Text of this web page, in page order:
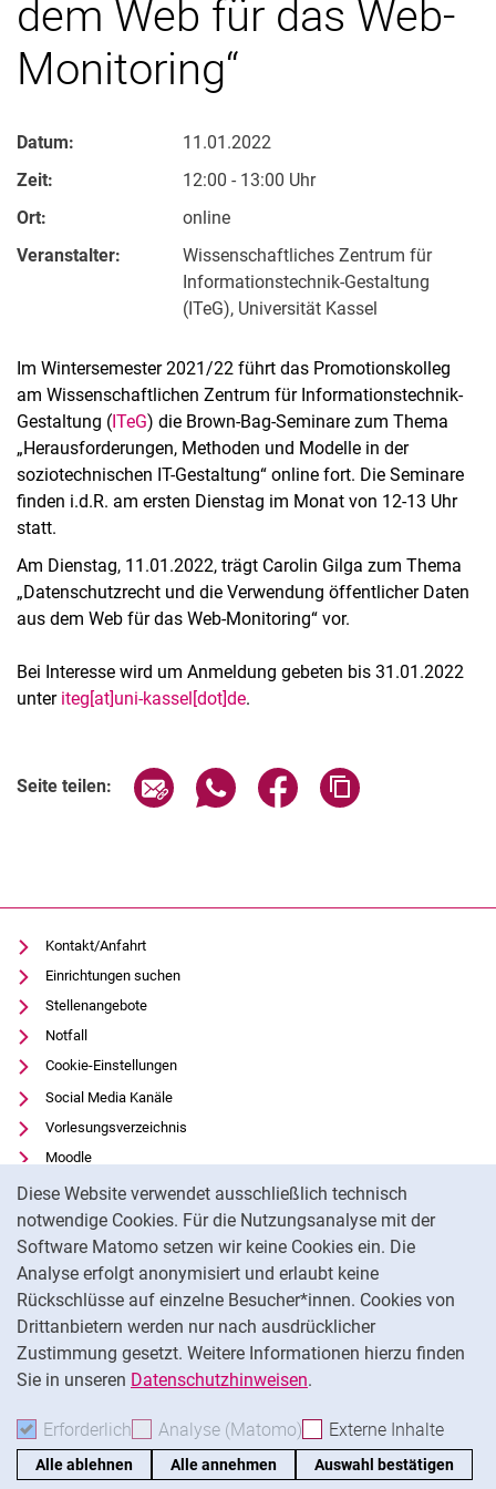
Diese Website verwendet ausschließlich technisch
notwendige Cookies. Für die Nutzungsanalyse mit der
Software Matomo setzen wir keine Cookies ein. Die
Analyse erfolgt anonymisiert und erlaubt keine
Rückschlüsse auf einzelne Besucher*innen. Cookies von
Drittanbietern werden nur nach ausdrücklicher
Zustimmung gesetzt. Weitere Informationen hierzu finden
Sie in unseren Datenschutzhinweisen.
Erforderlich Erforderliche Cookies akzeptieren
Analyse (Matomo) Analyse-Cookies
Externe Inhalte
Alle ablehnen Alle annehmen Auswahl bestätigen
dem Web für das Web-
Monitoring“
Datum:
11.01.2022
Zeit:
12:00 - 13:00 Uhr
Ort:
online
Veranstalter:
Wissenschaftliches Zentrum für
Informationstechnik-Gestaltung
(ITeG), Universität Kassel
Im Wintersemester 2021/22 führt das Promotionskolleg
am Wissenschaftlichen Zentrum für Informationstechnik-
Gestaltung (ITeG) die Brown-Bag-Seminare zum Thema
„Herausforderungen, Methoden und Modelle in der
soziotechnischen IT-Gestaltung“ online fort. Die Seminare
finden i.d.R. am ersten Dienstag im Monat von 12-13 Uhr
statt.
Am Dienstag, 11.01.2022, trägt Carolin Gilga zum Thema
„Datenschutzrecht und die Verwendung öffentlicher Daten
aus dem Web für das Web-Monitoring“ vor.
Bei Interesse wird um Anmeldung gebeten bis 31.01.2022
unter iteg[at]uni-kassel[dot]de.
Seite teilen: Seite über E-Mail teilen
Seite über WhatsApp teilen
Seite über Facebook
Kontakt/Anfahrt
Einrichtungen suchen
Stellenangebote
Notfall
Cookie-Einstellungen
Social Media Kanäle
Vorlesungsverzeichnis
Moodle
Panopto
Universitätsbibliothek
Datenschutz
Barrierefreiheit
Transparenter KI-Einsatz